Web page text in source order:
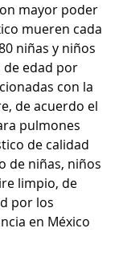
mayor poder
mueren cada
niñas y niños
de edad por
con la
de acuerdo el
pulmones
de calidad
de niñas, niños
limpio, de
por los
en México